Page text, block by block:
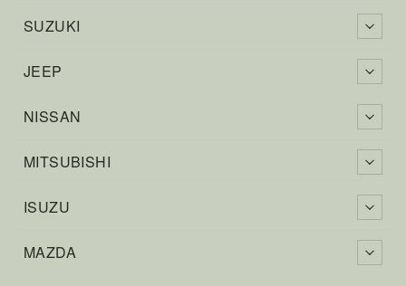
SUZUKI
JEEP
NISSAN
MITSUBISHI
ISUZU
MAZDA